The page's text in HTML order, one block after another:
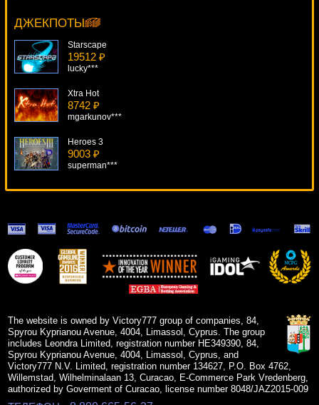
ДЖЕКПОТЫSmileLow***
Starscape
19512 ₽
lucky***
Xtra Hot
8742 ₽
mgarkunov***
Heroes 3
9003 ₽
superman***
Tootin Car Man
5991 ₽
alex***
Triple Crown
The website is owned by Victory777 group of companies, 84,
Spyrou Kyprianou Avenue, 4004, Limassol, Cyprus. The group
includes Leondra Limited, registration number HE349390, 84,
Spyrou Kyprianou Avenue, 4004, Limassol, Cyprus, and
Victory777 N.V. Limited, registration number 134627, P.O. Box 4762,
Willemstad, Wilhelminalaan 13, Curacao, E-Commerce Park Vredenberg,
authorized by Goverment of Curacao, license number 8048/JAZ2015-009